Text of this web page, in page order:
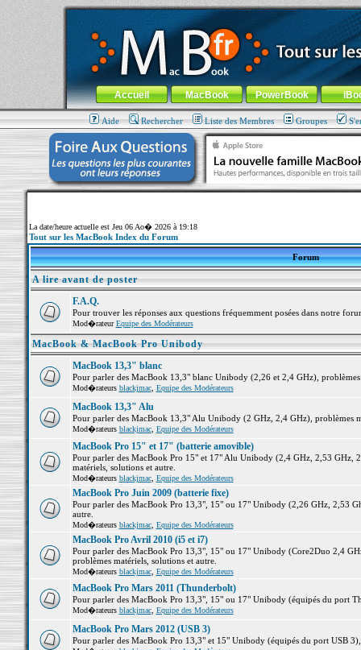
MacBook-fr.com : 100% Apple... 100% nomade !
Aller au contenu-Aller au menu général-Aller au menu de
Menu général
Accueil MacBook PowerBook
Aide Rechercher Liste des Membres Groupes
La date/heure actuelle est Jeu 06 Ao� 2026 à 19:18
Tout sur les MacBook Index du Forum
Forum
A lire avant de poster
F.A.Q.
Pour trouver les réponses aux questions fréquemment posées dans notre
Mod�rateurEquipe des Modérateurs
MacBook & MacBook Pro Unibody
MacBook 13,3" blanc
Pour parler des MacBook 13,3" blanc Unibody (2,26 et 2,4 GHz),
Mod�rateurs blackjmac, Equipe des Modérateurs
MacBook 13,3" Alu
Pour parler des MacBook 13,3" Alu Unibody (2 GHz, 2,4 GHz), problèmes
Mod�rateurs blackjmac, Equipe des Modérateurs
MacBook Pro 15" et 17" (batterie amovible)
Pour parler des MacBook Pro 15" et 17" Alu Unibody (2,4 GHz, 2,53 GHz,
matériels, solutions et autre.
Mod�rateurs blackjmac, Equipe des Modérateurs
MacBook Pro Juin 2009 (batterie fixe)
Pour parler des MacBook Pro 13,3", 15" ou 17" Unibody (2,26 GHz, 2,53
autre.
Mod�rateurs blackjmac, Equipe des Modérateurs
MacBook Pro Avril 2010 (i5 et i7)
Pour parler des MacBook Pro 13,3", 15" ou 17" Unibody (Core2Duo 2,4
problèmes matériels, solutions et autre.
Mod�rateurs blackjmac, Equipe des Modérateurs
MacBook Pro Mars 2011 (Thunderbolt)
Pour parler des MacBook Pro 13,3", 15" ou 17" Unibody (équipés du port
Mod�rateurs blackjmac, Equipe des Modérateurs
MacBook Pro Mars 2012 (USB 3)
Pour parler des MacBook Pro 13,3" et 15" Unibody (équipés du port USB